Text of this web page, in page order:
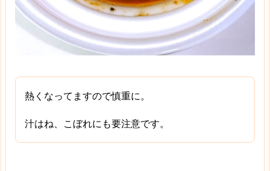
熱くなってますので慎重に。
汁はね、こぼれにも要注意です。